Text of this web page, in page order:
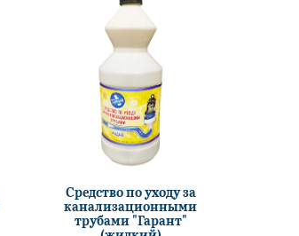
Средство по уходу за
канализационными
трубами "Гарант"